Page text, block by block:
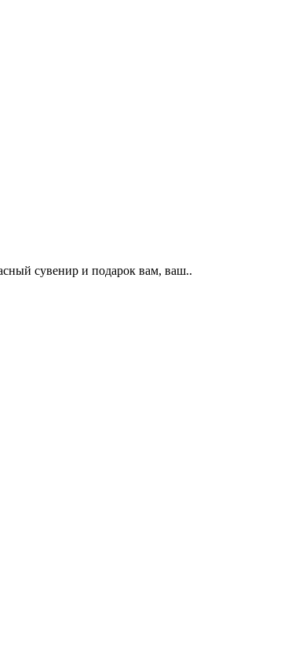
сувенир и подарок вам, ваш..